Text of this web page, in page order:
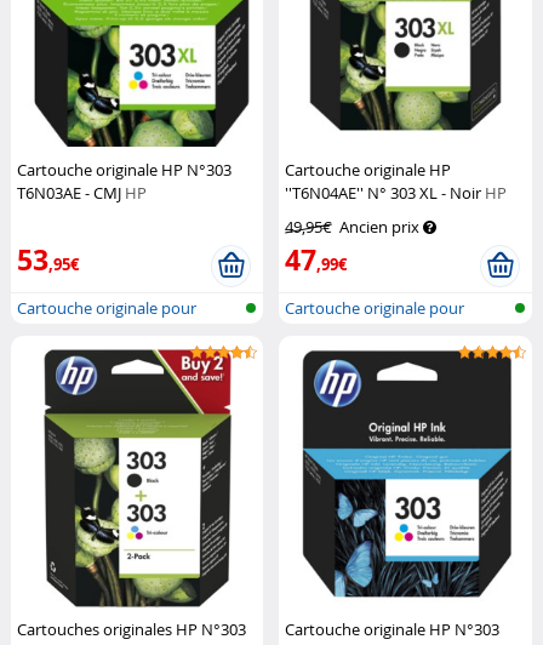
Cartouche originale HP N°303
T6N03AE - CMJ HP
53,95€
Cartouche originale pour
Cartouche originale HP
''T6N04AE'' N° 303 XL - Noir HP
49,95€ Ancien prix
47,99€
Cartouche originale pour
Cartouches originales HP N°303
Cartouche originale HP N°303